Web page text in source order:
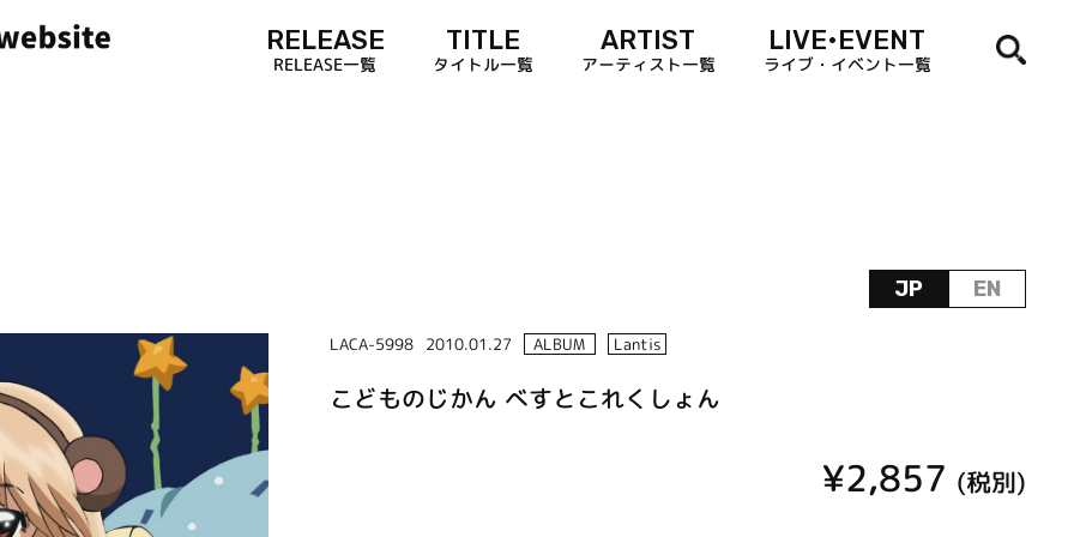
RELEASE
RELEASE一覧
TITLE
タイトル一覧
ARTIST
アーティスト一覧
LIVE•EVENT
ライブ・イベント一覧
JP EN
LACA-5998 2010.01.27 ALBUM Lantis
こどものじかん べすとこれくしょん
¥2,857 (税別)